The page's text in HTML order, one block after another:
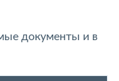
документы и в